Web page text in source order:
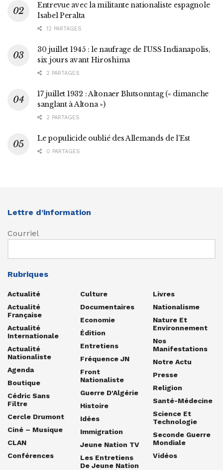
Entrevue avec la militante nationaliste espagnole
Isabel Peralta
12 PARTAGES
30 juillet 1945 : le naufrage de l’USS Indianapolis,
six jours avant Hiroshima
2 PARTAGES
17 juillet 1932 : Altonaer Blutsonntag (« dimanche
sanglant à Altona »)
2 PARTAGES
Le populicide oublié des Allemands de l’Est
0 PARTAGES
Lettre d’information
Courriel
Rubriques
Actualité
Actualité
Française
Actualité
Internationale
Actualité
Nationaliste
Agenda
Boutique
Cédric Sans
Filtre
Cercle Drumont
Ciné – Musique
CLAN
Conférences
Culture
Documentaires
Economie
Édition
Entretiens
Fréquence JN
Front
Nationaliste
Guerre D'Algérie
Histoire
Idées
Immigration
Jeune Nation TV
Les Entretiens
De Jeune Nation
Livres
Nationalisme
Nature Et
Environnement
Nos
Manifestations
Notre Actu
Presse
Religion
Santé-Médecine
Science Et
Technologie
Seconde Guerre
Mondiale
Vidéos